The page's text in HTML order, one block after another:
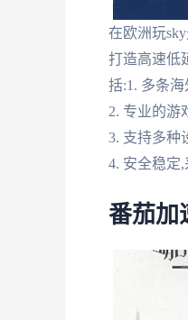
在欧洲玩
打造高速低
括:1. 多条
2. 专业的游
3. 支持多种
4. 安全稳定
番茄加